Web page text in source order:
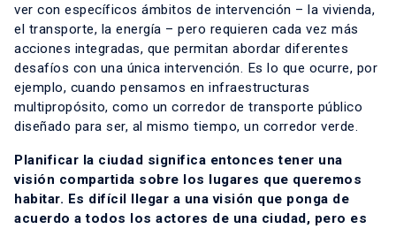
ver con específicos ámbitos de intervención – la vivienda,
el transporte, la energía – pero requieren cada vez más
acciones integradas, que permitan abordar diferentes
desafíos con una única intervención. Es lo que ocurre, por
ejemplo, cuando pensamos en infraestructuras
multipropósito, como un corredor de transporte público
diseñado para ser, al mismo tiempo, un corredor verde.
Planificar la ciudad significa entonces tener una
visión compartida sobre los lugares que queremos
habitar. Es difícil llegar a una visión que ponga de
acuerdo a todos los actores de una ciudad, pero es